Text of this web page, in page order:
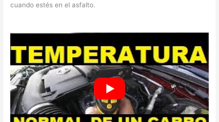
cuando estés en el asfalto.